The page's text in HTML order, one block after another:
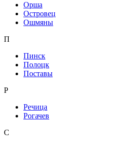
Орша
Островец
Ошмяны
П
Пинск
Полоцк
Поставы
Р
Речица
Рогачев
С